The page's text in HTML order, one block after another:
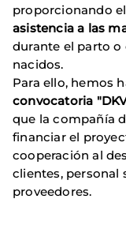
proporcionando
asistencia a las
durante el parto o
nacidos.
Para ello, hemos
convocatoria
que la compañía
financiar el
cooperación al
clientes, personal
proveedores.